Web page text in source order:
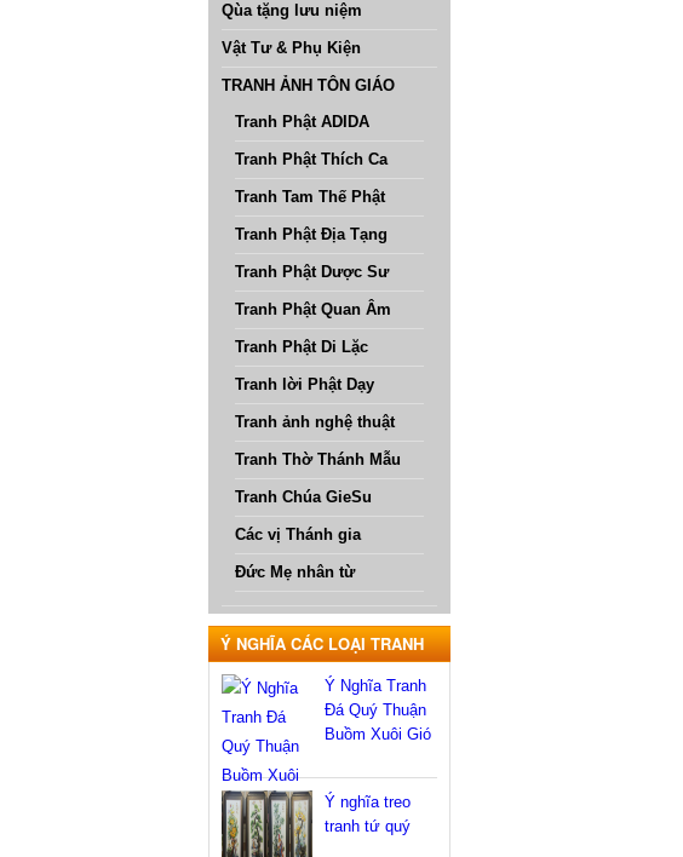
Qùa tặng lưu niệm
Vật Tư & Phụ Kiện
TRANH ẢNH TÔN GIÁO
Tranh Phật ADIDA
Tranh Phật Thích Ca
Tranh Tam Thế Phật
Tranh Phật Địa Tạng
Tranh Phật Dược Sư
Tranh Phật Quan Âm
Tranh Phật Di Lặc
Tranh lời Phật Dạy
Tranh ảnh nghệ thuật
Tranh Thờ Thánh Mẫu
Tranh Chúa GieSu
Các vị Thánh gia
Đức Mẹ nhân từ
Ý NGHĨA CÁC LOẠI TRANH
Ý Nghĩa Tranh
Đá Quý Thuận
Buồm Xuôi Gió
Ý nghĩa treo
tranh tứ quý